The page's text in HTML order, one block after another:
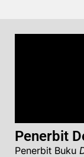
Penerbit
Penerbit Buku